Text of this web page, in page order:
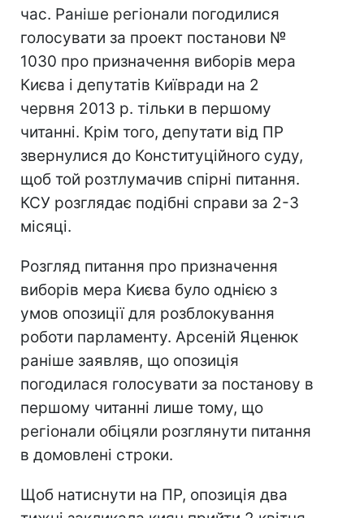
час. Раніше регіонали погодилися
голосувати за проект постанови №
1030 про призначення виборів мера
Києва і депутатів Київради на 2
червня 2013 р. тільки в першому
читанні. Крім того, депутати від ПР
звернулися до Конституційного суду,
щоб той розтлумачив спірні питання.
КСУ розглядає подібні справи за 2-3
місяці.
Розгляд питання про призначення
виборів мера Києва було однією з
умов опозиції для розблокування
роботи парламенту. Арсеній Яценюк
раніше заявляв, що опозиція
погодилася голосувати за постанову в
першому читанні лише тому, що
регіонали обіцяли розглянути питання
в домовлені строки.
Щоб натиснути на ПР, опозиція два